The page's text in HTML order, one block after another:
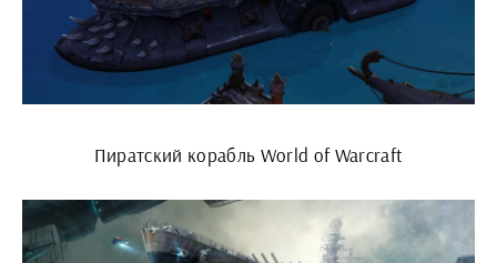
Пиратский корабль World of Warcraft